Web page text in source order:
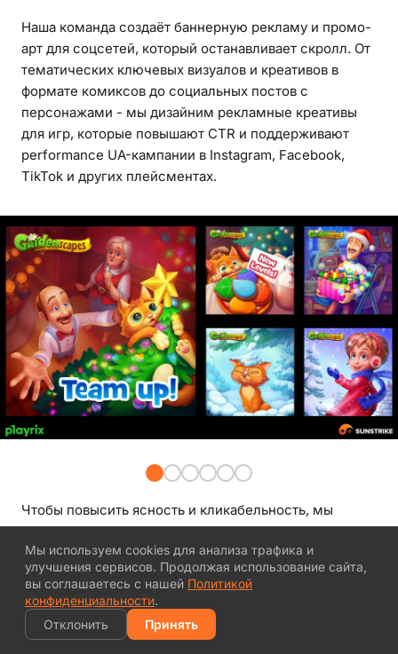
Наша команда создаёт баннерную рекламу и промо-
арт для соцсетей, который останавливает скролл. От
тематических ключевых визуалов и креативов в
формате комиксов до социальных постов с
персонажами - мы дизайним рекламные креативы
для игр, которые повышают CTR и поддерживают
performance UA-кампании в Instagram, Facebook,
TikTok и других плейсментах.
Чтобы повысить ясность и кликабельность, мы
создаём промо-арт и ключевые визуалы с упором на
маркетинговую читаемость - сильную композицию,
чистый контраст и единый визуальный язык по всей
кампании. Sunstrike может сдавать полные
креативные сеты для видео-рекламы для игр
(баннеры в сторах, изображения для соцсетей,
Мы используем cookies для анализа трафика и
улучшения сервисов. Продолжая использование сайта,
вы соглашаетесь с нашей Политикой
конфиденциальности.
Отклонить
Принять